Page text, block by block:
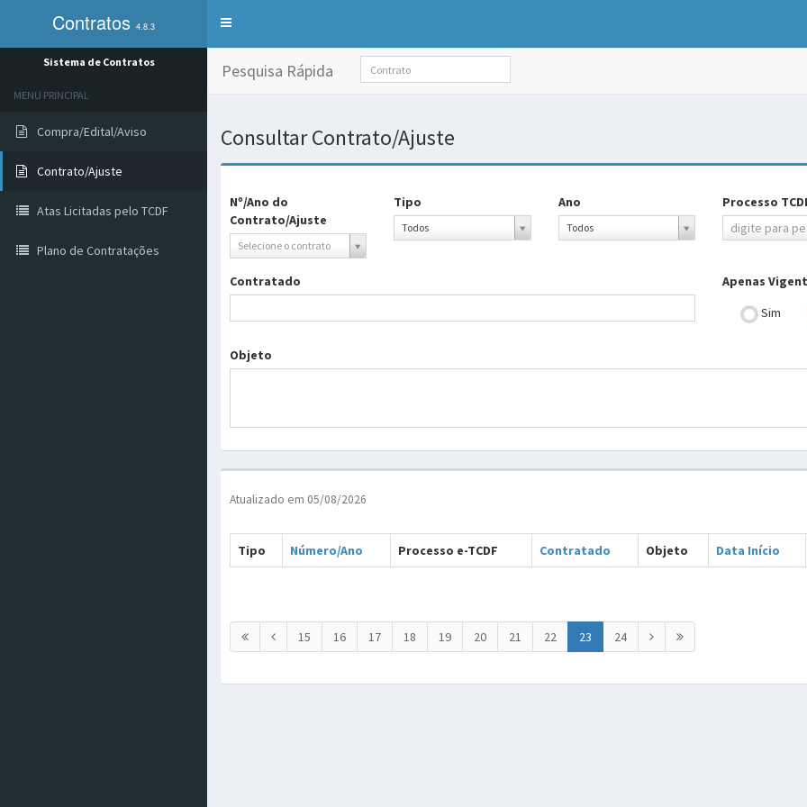
Contratos 4.8.3
Alterna
menu
Sistema de Contratos
MENU PRINCIPAL
Compra/Edital/Aviso
Contrato/Ajuste
Atas Licitadas pelo TCDF
Plano de Contratações
Pesquisa Rápida
Consultar Contrato/Ajuste
Nº/Ano do
Contrato/Ajuste
Selecione o contrato
Tipo
Todos
Tipo
Ano
Todos
Ano
Processo
digite para
Processo
TCDF
Contratado
Apenas
Sim
Objeto
Atualizado em 05/08/2026
Tipo Número/Ano Processo e-TCDF Contratado Objeto Data Início
15 16 17 18 19 20 21 22 23 24